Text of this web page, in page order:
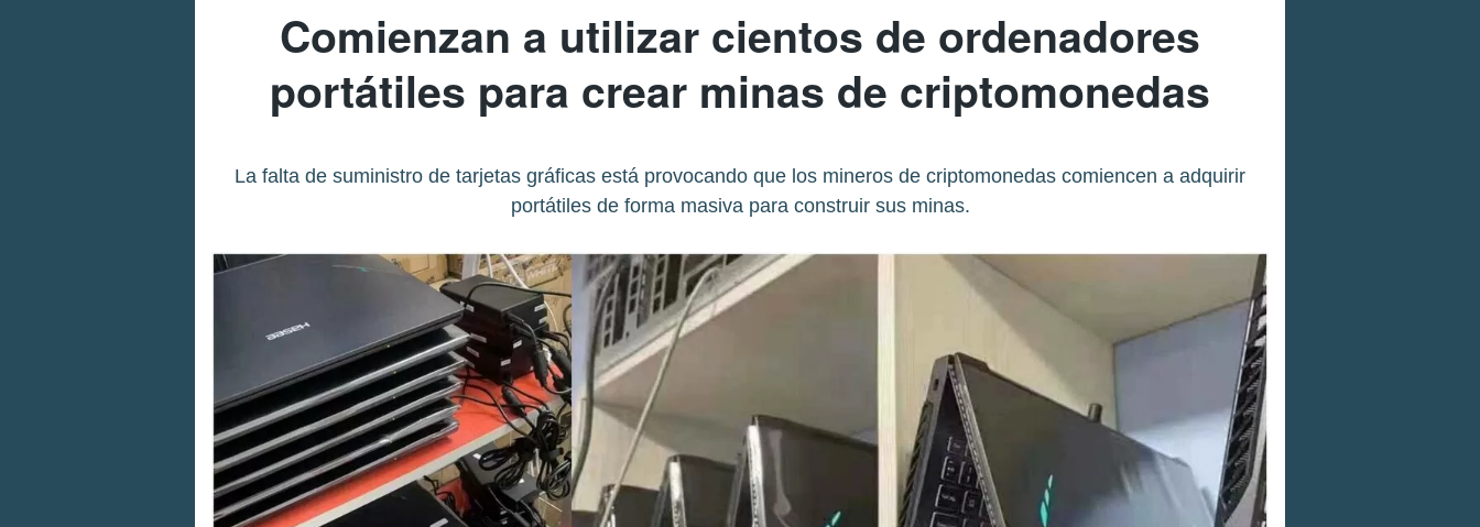
Comienzan a utilizar cientos de ordenadores
portátiles para crear minas de criptomonedas
La falta de suministro de tarjetas gráficas está provocando que los mineros de criptomonedas comiencen a adquirir
portátiles de forma masiva para construir sus minas.